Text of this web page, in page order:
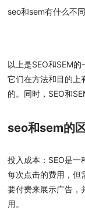
seo和sem有什么不
以上是SEO和SEM
它们在方法和目的上
的。同时，SEO和
seo和sem的
投入成本：SEO是一
每次点击的费用，但
要付费来展示广告，
用。